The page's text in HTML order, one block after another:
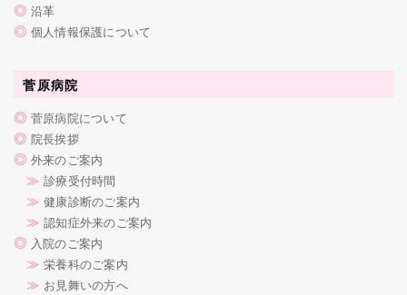
◎ 沿革
◎ 個人情報保護について
菅原病院
◎ 菅原病院について
◎ 院長挨拶
◎ 外来のご案内
≫ 診療受付時間
≫ 健康診断のご案内
≫ 認知症外来のご案内
◎ 入院のご案内
≫ 栄養科のご案内
≫ お見舞いの方へ